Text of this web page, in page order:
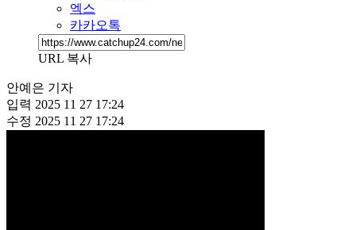
엑스
카카오톡
URL 복사
안예은 기자
입력 2025 11 27 17:24
수정 2025 11 27 17:24